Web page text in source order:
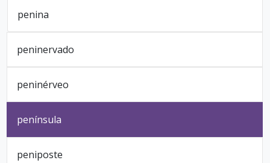
penina
peninervado
peninérveo
península
peniposte